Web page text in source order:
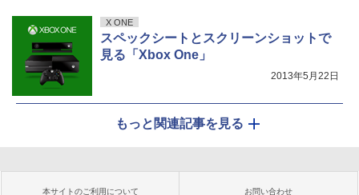
X ONE
スペックシートとスクリーンショットで
見る「Xbox One」
2013年5月22日
もっと関連記事を見る
本サイトのご利用について お問い合わせ